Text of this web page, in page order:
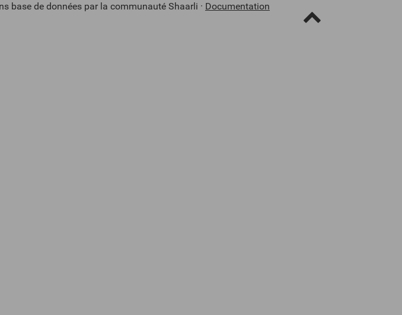
base de données par la communauté Shaarli · Documentation